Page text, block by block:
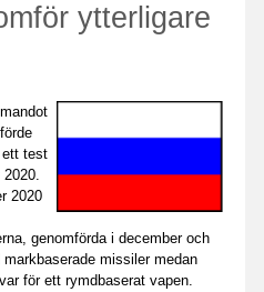
ytterligare
ett test
2020
genomförda i december och
missiler medan
för ett rymdbaserat vapen.